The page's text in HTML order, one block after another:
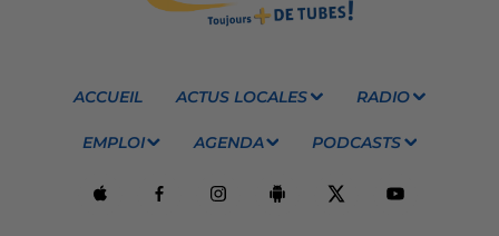
ACCUEIL ACTUS LOCALES RADIO
EMPLOI AGENDA PODCASTS